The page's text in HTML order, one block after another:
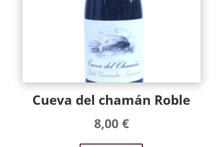
Cueva del chamán Roble
8,00 €